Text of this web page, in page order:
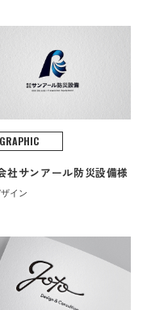
GRAPHIC
社サンアール防災設備様
イン